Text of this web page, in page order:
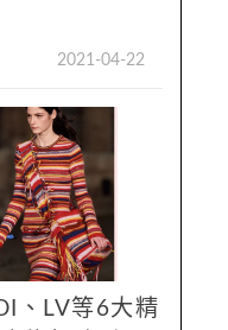
2021-04-22
、LV等6大精